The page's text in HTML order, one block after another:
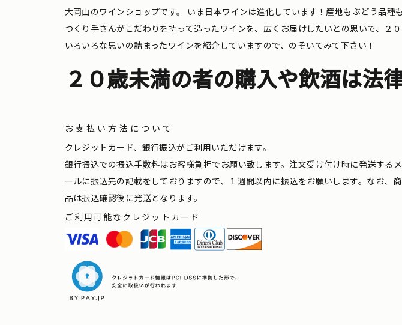
大岡山のワインショップです。
いま日本ワインは進化しています！産地もぶどう品種
つくり手さんがこだわりを持って造ったワインを、広くお届けしたいとの思いで、２
いろいろな思いの詰まったワインを紹介していますので、のぞいてみて下さい！
２０歳未満の者の購入や飲酒は法
お支払い方法について
クレジットカード、銀行振込がご利用いただけます。
銀行振込での振込手数料はお客様負担でお願い致します。注文受け付け時に発送するメ
ールに振込先の記載をしておりますので、１週間以内に振込をお願いします。なお、商
品は振込確認後に発送となります。
ご利用可能なクレジットカード